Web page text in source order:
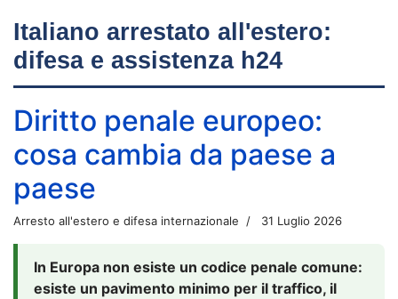
Italiano arrestato all'estero:
difesa e assistenza h24
Diritto penale europeo:
cosa cambia da paese a
paese
Arresto all'estero e difesa internazionale 31 Luglio 2026
In Europa non esiste un codice penale comune:
esiste un pavimento minimo per il traffico, il